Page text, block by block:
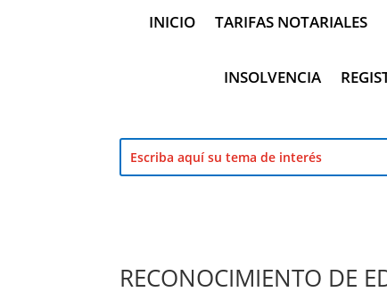
INICIO TARIFAS NOTARIALES
INSOLVENCIA
RECONOCIMIENTO DE